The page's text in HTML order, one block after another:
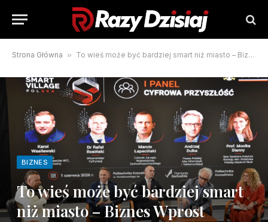
Strona Główna » To wieś może być bardziej smart niż miasto – Biznes Wprost
BIZNES
To wieś może być bardziej smart
niż miasto – Biznes Wprost